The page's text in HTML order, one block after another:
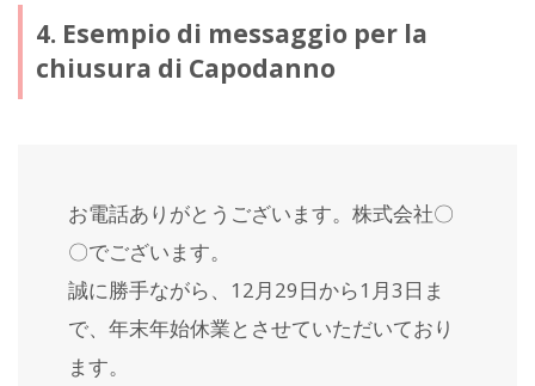
4. Esempio di messaggio per la
chiusura di Capodanno
お電話ありがとうございます。株式会社〇
〇でございます。
誠に勝手ながら、12月29日から1月3日ま
で、年末年始休業とさせていただいており
ます。